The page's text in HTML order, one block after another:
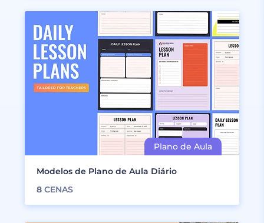
Modelos de Plano de Aula Diário
8 CENAS